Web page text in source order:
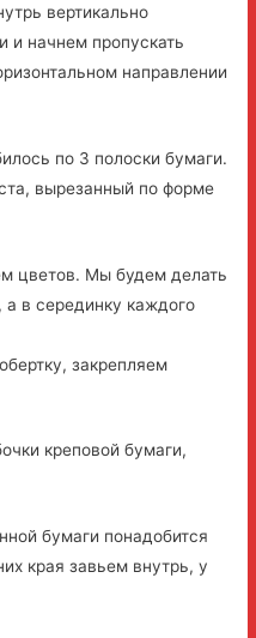
вертикально
и начнем пропускать
направлении
по 3 полоски бумаги.
вырезанный по форме
цветов. Мы будем делать
а в серединку каждого
закрепляем
креповой бумаги,
бумаги понадобится
края завьем внутрь, у